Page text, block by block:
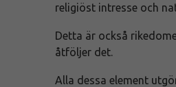
religiöst intresse och
Detta är också
åtföljer det.
Alla dessa element